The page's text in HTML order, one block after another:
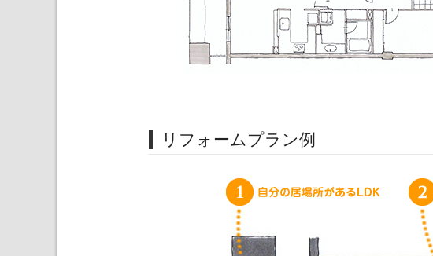
リフォームプラン例